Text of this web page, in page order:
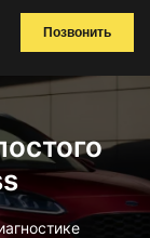
Позвонить